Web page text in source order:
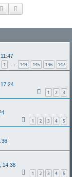
Rechercher
1 … 144 145 146 147
1 2 3
1 2 3 4 5
14:38
1 2 3 4 5